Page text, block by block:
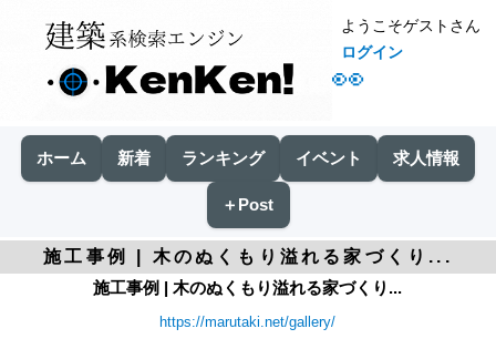
👀
ようこそゲストさん
ログイン
ホーム 新着 ランキング イベント 求人情報
＋Post
施工事例 | 木のぬくもり溢れる家づくり...
施工事例 | 木のぬくもり溢れる家づくり...
https://marutaki.net/gallery/